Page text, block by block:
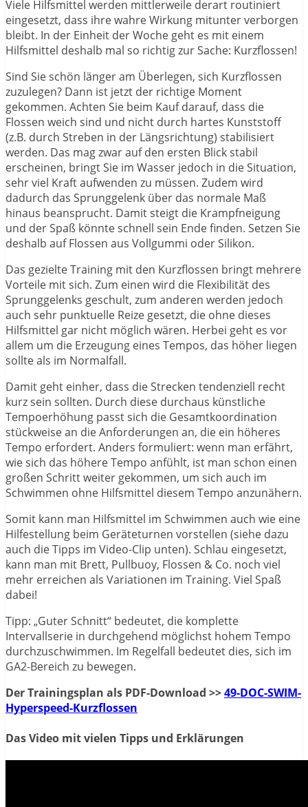
Viele Hilfsmittel werden mittlerweile derart routiniert
eingesetzt, dass ihre wahre Wirkung mitunter verborgen
bleibt. In der Einheit der Woche geht es mit einem
Hilfsmittel deshalb mal so richtig zur Sache: Kurzflossen!
Sind Sie schön länger am Überlegen, sich Kurzflossen
zuzulegen? Dann ist jetzt der richtige Moment
gekommen. Achten Sie beim Kauf darauf, dass die
Flossen weich sind und nicht durch hartes Kunststoff
(z.B. durch Streben in der Längsrichtung) stabilisiert
werden. Das mag zwar auf den ersten Blick stabil
erscheinen, bringt Sie im Wasser jedoch in die Situation,
sehr viel Kraft aufwenden zu müssen. Zudem wird
dadurch das Sprunggelenk über das normale Maß
hinaus beansprucht. Damit steigt die Krampfneigung
und der Spaß könnte schnell sein Ende finden. Setzen Sie
deshalb auf Flossen aus Vollgummi oder Silikon.
Das gezielte Training mit den Kurzflossen bringt mehrere
Vorteile mit sich. Zum einen wird die Flexibilität des
Sprunggelenks geschult, zum anderen werden jedoch
auch sehr punktuelle Reize gesetzt, die ohne dieses
Hilfsmittel gar nicht möglich wären. Herbei geht es vor
allem um die Erzeugung eines Tempos, das höher liegen
sollte als im Normalfall.
Damit geht einher, dass die Strecken tendenziell recht
kurz sein sollten. Durch diese durchaus künstliche
Tempoerhöhung passt sich die Gesamtkoordination
stückweise an die Anforderungen an, die ein höheres
Tempo erfordert. Anders formuliert: wenn man erfährt,
wie sich das höhere Tempo anfühlt, ist man schon einen
großen Schritt weiter gekommen, um sich auch im
Schwimmen ohne Hilfsmittel diesem Tempo anzunähern.
Somit kann man Hilfsmittel im Schwimmen auch wie eine
Hilfestellung beim Geräteturnen vorstellen (siehe dazu
auch die Tipps im Video-Clip unten). Schlau eingesetzt,
kann man mit Brett, Pullbuoy, Flossen & Co. noch viel
mehr erreichen als Variationen im Training. Viel Spaß
dabei!
Tipp: „Guter Schnitt“ bedeutet, die komplette
Intervallserie in durchgehend möglichst hohem Tempo
durchzuschwimmen. Im Regelfall bedeutet dies, sich im
GA2-Bereich zu bewegen.
Der Trainingsplan als PDF-Download >>49-DOC-SWIM-
Hyperspeed-Kurzflossen
Das Video mit vielen Tipps und Erklärungen